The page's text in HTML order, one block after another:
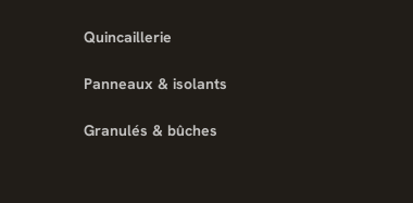
Quincaillerie
Panneaux & isolants
Granulés & bûches